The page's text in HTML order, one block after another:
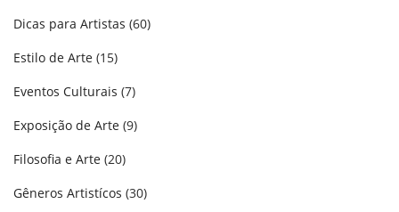
Dicas para Artistas (60)
Estilo de Arte (15)
Eventos Culturais (7)
Exposição de Arte (9)
Filosofia e Arte (20)
Gêneros Artistícos (30)